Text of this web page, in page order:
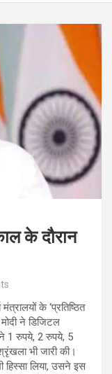
के दौरान
के ‘प्रतिष्ठित
ने डिजिटल
ने 1 रुपये, 2 रुपये, 5
भी जारी की।
हिस्सा लिया, उसने इस